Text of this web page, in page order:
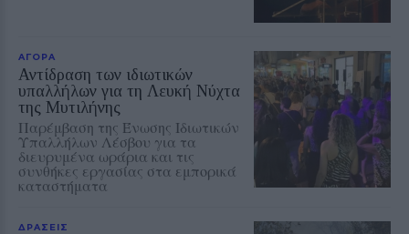
ΑΓΟΡΑ
Αντίδραση των ιδιωτικών
υπαλλήλων για τη Λευκή Νύχτα
της Μυτιλήνης
Παρέμβαση της Ένωσης Ιδιωτικών
Υπαλλήλων Λέσβου για τα
διευρυμένα ωράρια και τις
συνθήκες εργασίας στα εμπορικά
καταστήματα
ΔΡΑΣΕΙΣ